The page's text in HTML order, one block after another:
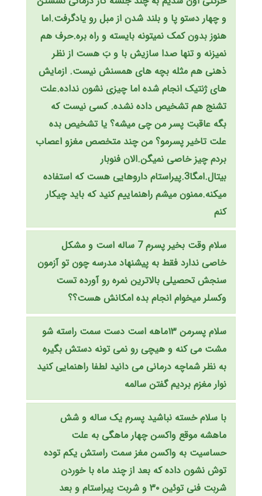
و چهار دستو پا و بلند شدن از مبل رو یادگرفت.اما
هنوز بدون کمک نمیتونه بایسته و راه بره.حرف هم
نمیزنه و تنها صدا سازیش با و بَ هست از نظر
ذهنی هم مثله بچه های همسنش نیست. ازمایش
های ژنتیک انجام شده اما چیزی نشون نداده.علت
تشنج هم تشخیص داده نشده. کسی نیست که
بگه عاقبت پسر من چی میشه؟ یا تشخیص بده
علت تاخیر پسرمو؟ من چند متخصص مغزو اعصاب
بردم چیز خاصی نمیگن.الان فنوبار
بیتال.امگا3.پیراستام داروهایی هست که استفاده
میکنه.ممنون میشم راهنماییم کنید که باید چیکار
کنم
سلام وقت بخیر پسرم 7 ساله است و مشکل
خاصی ندارد فقط به پیشنهاد مدرسه چون تو آزمون
سنجش تحصیلی بالاترین نمره رو آورده تست
وکسلر میخوام انجام بده امکانش هست؟؟
سلام پسرمن ۱۳ماهه است دست سمت راسته شو
مشت می کنه و هیچی رو نمی تونه دستش بگیره
به نظر شماچه درمانی می دانید لطفا راهنمایی کنید
نوار مغزم بردیم گفتن سالمه
با سلام خسته نباشید پسرم یک ساله و شش
ماهشه موقع واکسن چهار ماهگی به علت
حساسیت به واکسن مغز سمت راستش یکم توده
توش نشون داده که بعد از چند ماه با خوردن
شربت فنی توئین ۳۰ و شربت پیراستام و بعد